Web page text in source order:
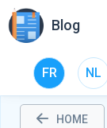
Blog
FR NL
HOME